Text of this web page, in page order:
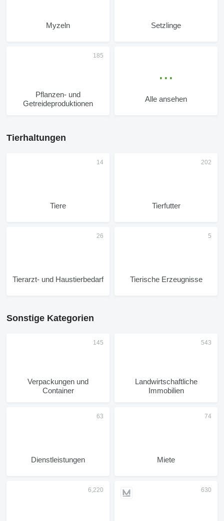
Myzeln Setzlinge
Pflanzen- und
Getreideproduktionen
Alle ansehen
Tierhaltungen
Tiere Tierfutter
Tierarzt- und Haustierbedarf Tierische Erzeugnisse
Sonstige Kategorien
Verpackungen und
Container
Landwirtschaftliche
Immobilien
Dienstleistungen Miete